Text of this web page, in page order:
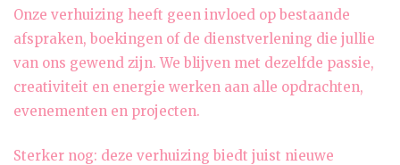
Onze verhuizing heeft geen invloed op bestaande
afspraken, boekingen of de dienstverlening die jullie
van ons gewend zijn. We blijven met dezelfde passie,
creativiteit en energie werken aan alle opdrachten,
evenementen en projecten.
Sterker nog: deze verhuizing biedt juist nieuwe